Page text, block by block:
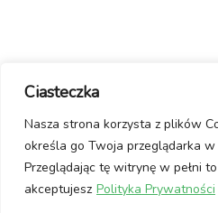
Ciasteczka
Nasza strona korzysta z plików
określa go Twoja przeglądarka
Przeglądając tę witrynę w pełni to
akceptujesz Polityka Prywatności